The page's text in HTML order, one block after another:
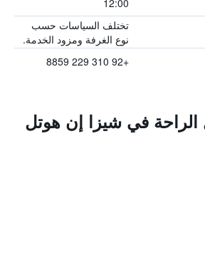
12:00
تختلف السياسات حسب
نوع الغرفة ومزود الخدمة.
+92 310 229 8859
الراحة في شيزا إن هوتل